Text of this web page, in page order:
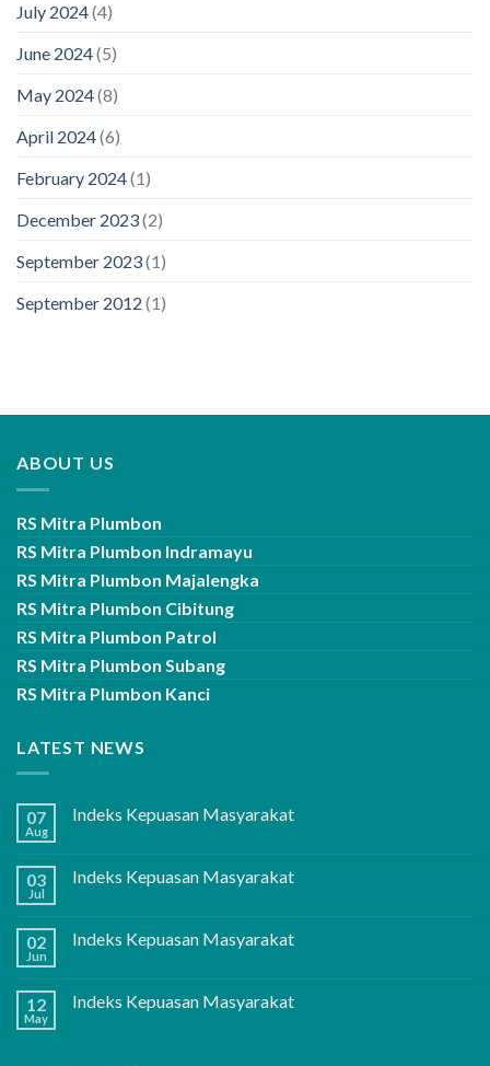
July 2024(4)
June 2024(5)
May 2024(8)
April 2024(6)
February 2024(1)
December 2023(2)
September 2023(1)
September 2012 (1)
ABOUT US
RS Mitra Plumbon
RS Mitra Plumbon Indramayu
RS Mitra Plumbon Majalengka
RS Mitra Plumbon Cibitung
RS Mitra Plumbon Patrol
RS Mitra Plumbon Subang
RS Mitra Plumbon Kanci
LATEST NEWS
07
Aug
Indeks Kepuasan Masyarakat
03
Jul
Indeks Kepuasan Masyarakat
02
Jun
Indeks Kepuasan Masyarakat
12
May
Indeks Kepuasan Masyarakat